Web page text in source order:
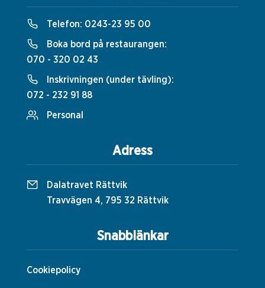
Snabblänkar
Cookiepolicy
Telefon: 0243-23 95 00
Boka bord på restaurangen:
070 - 320 02 43
Inskrivningen (under tävling):
072 - 232 91 88
Personal
Adress
Dalatravet Rättvik
Travvägen 4, 795 32 Rättvik